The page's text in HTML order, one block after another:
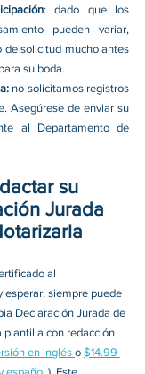
: dado que los
pueden variar,
de solicitud mucho antes
su boda.
no solicitamos registros
Asegúrese de enviar su
al Departamento de
su
Jurada
al
esperar, siempre puede
Declaración Jurada de
plantilla con redacción
en inglés o $14.99